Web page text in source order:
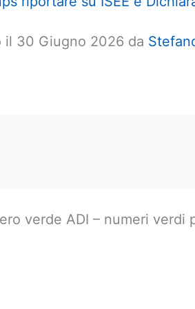
30 Giugno 2026 da
verde ADI – numeri verdi